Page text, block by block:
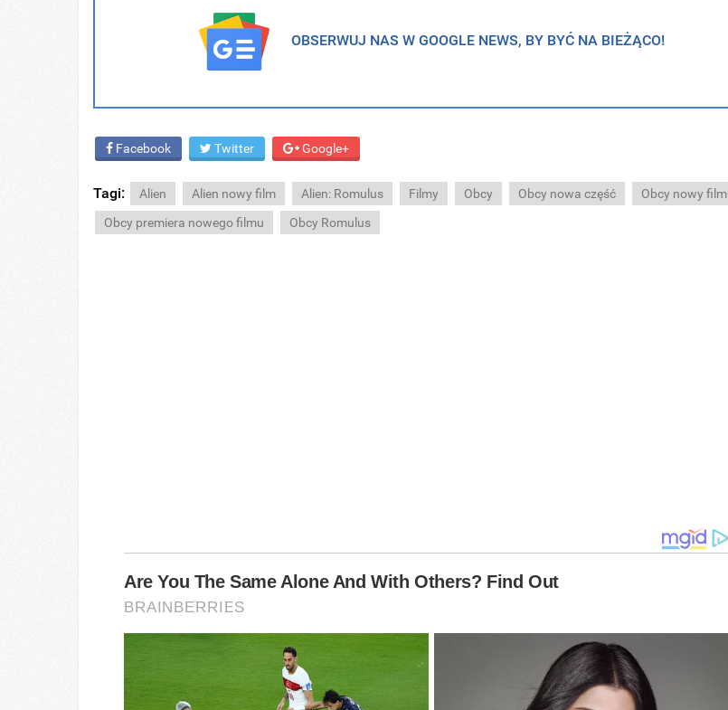
OBSERWUJ NAS W GOOGLE NEWS, BY BYĆ NA BIEŻĄCO!
Facebook Twitter Google+
Tagi: Alien Alien nowy film Alien: Romulus Filmy Obcy Obcy nowa część
Obcy nowy film
Obcy premiera nowego filmu
Obcy Romulus